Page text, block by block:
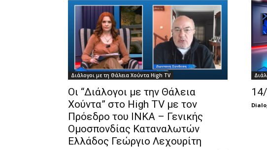
Διάλογοι με τη Θάλεια Χούντα High TV
Οι “Διάλογοι με την Θάλεια
Χούντα” στο High TV με τον
Πρόεδρο του ΙΝΚΑ – Γενικής
Ομοσπονδίας Καταναλωτών
Ελλάδος Γεώργιο Λεχουρίτη